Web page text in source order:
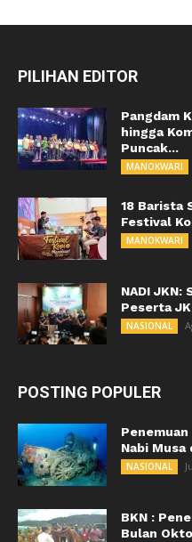
PILIHAN EDITOR
Pangdam
hingga
Puncak...
MANOKWARI
18 Barista
Festival
MANOKWARI
NADI JKN:
Peserta
NASIONAL
POSTING POPULER
Nabi Musa
NASIONAL
BKN :
Bulan